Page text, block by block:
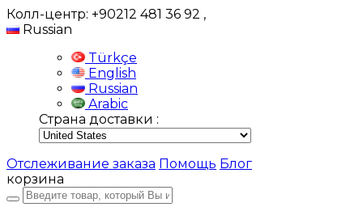
Колл-центр: +90212 481 36 92 ,
Russian
Türkçe
English
Russian
Arabic
Страна доставки :
Отслеживание заказа Помощь Блог
корзина